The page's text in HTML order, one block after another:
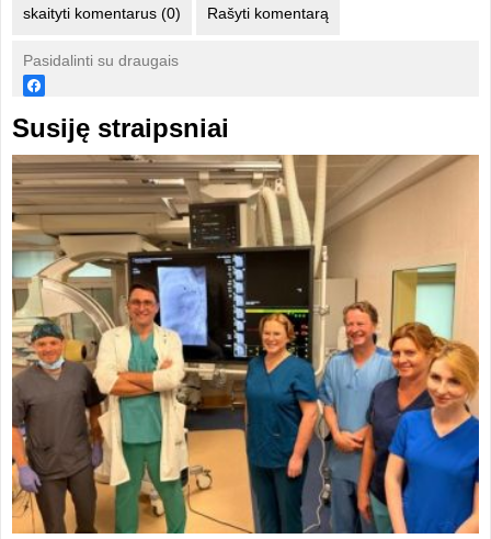
skaityti komentarus (0) Rašyti komentarą
Pasidalinti su draugais
Susiję straipsniai